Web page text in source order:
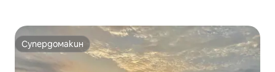
Супердомакин
Супердомакин